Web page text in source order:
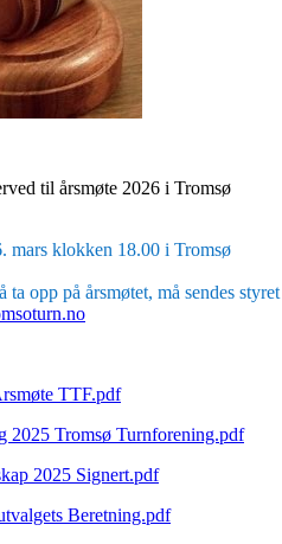
til årsmøte 2026 i Tromsø
mars klokken 18.00 i Tromsø
ta opp på årsmøtet, må sendes styret
TTF.pdf
2025 Tromsø Turnforening.pdf
2025 Signert.pdf
Beretning.pdf